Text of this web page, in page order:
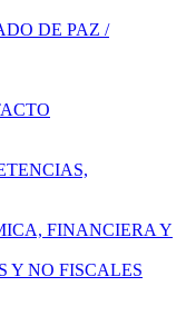
DE PAZ /
FINANCIERA Y
Y NO FISCALES